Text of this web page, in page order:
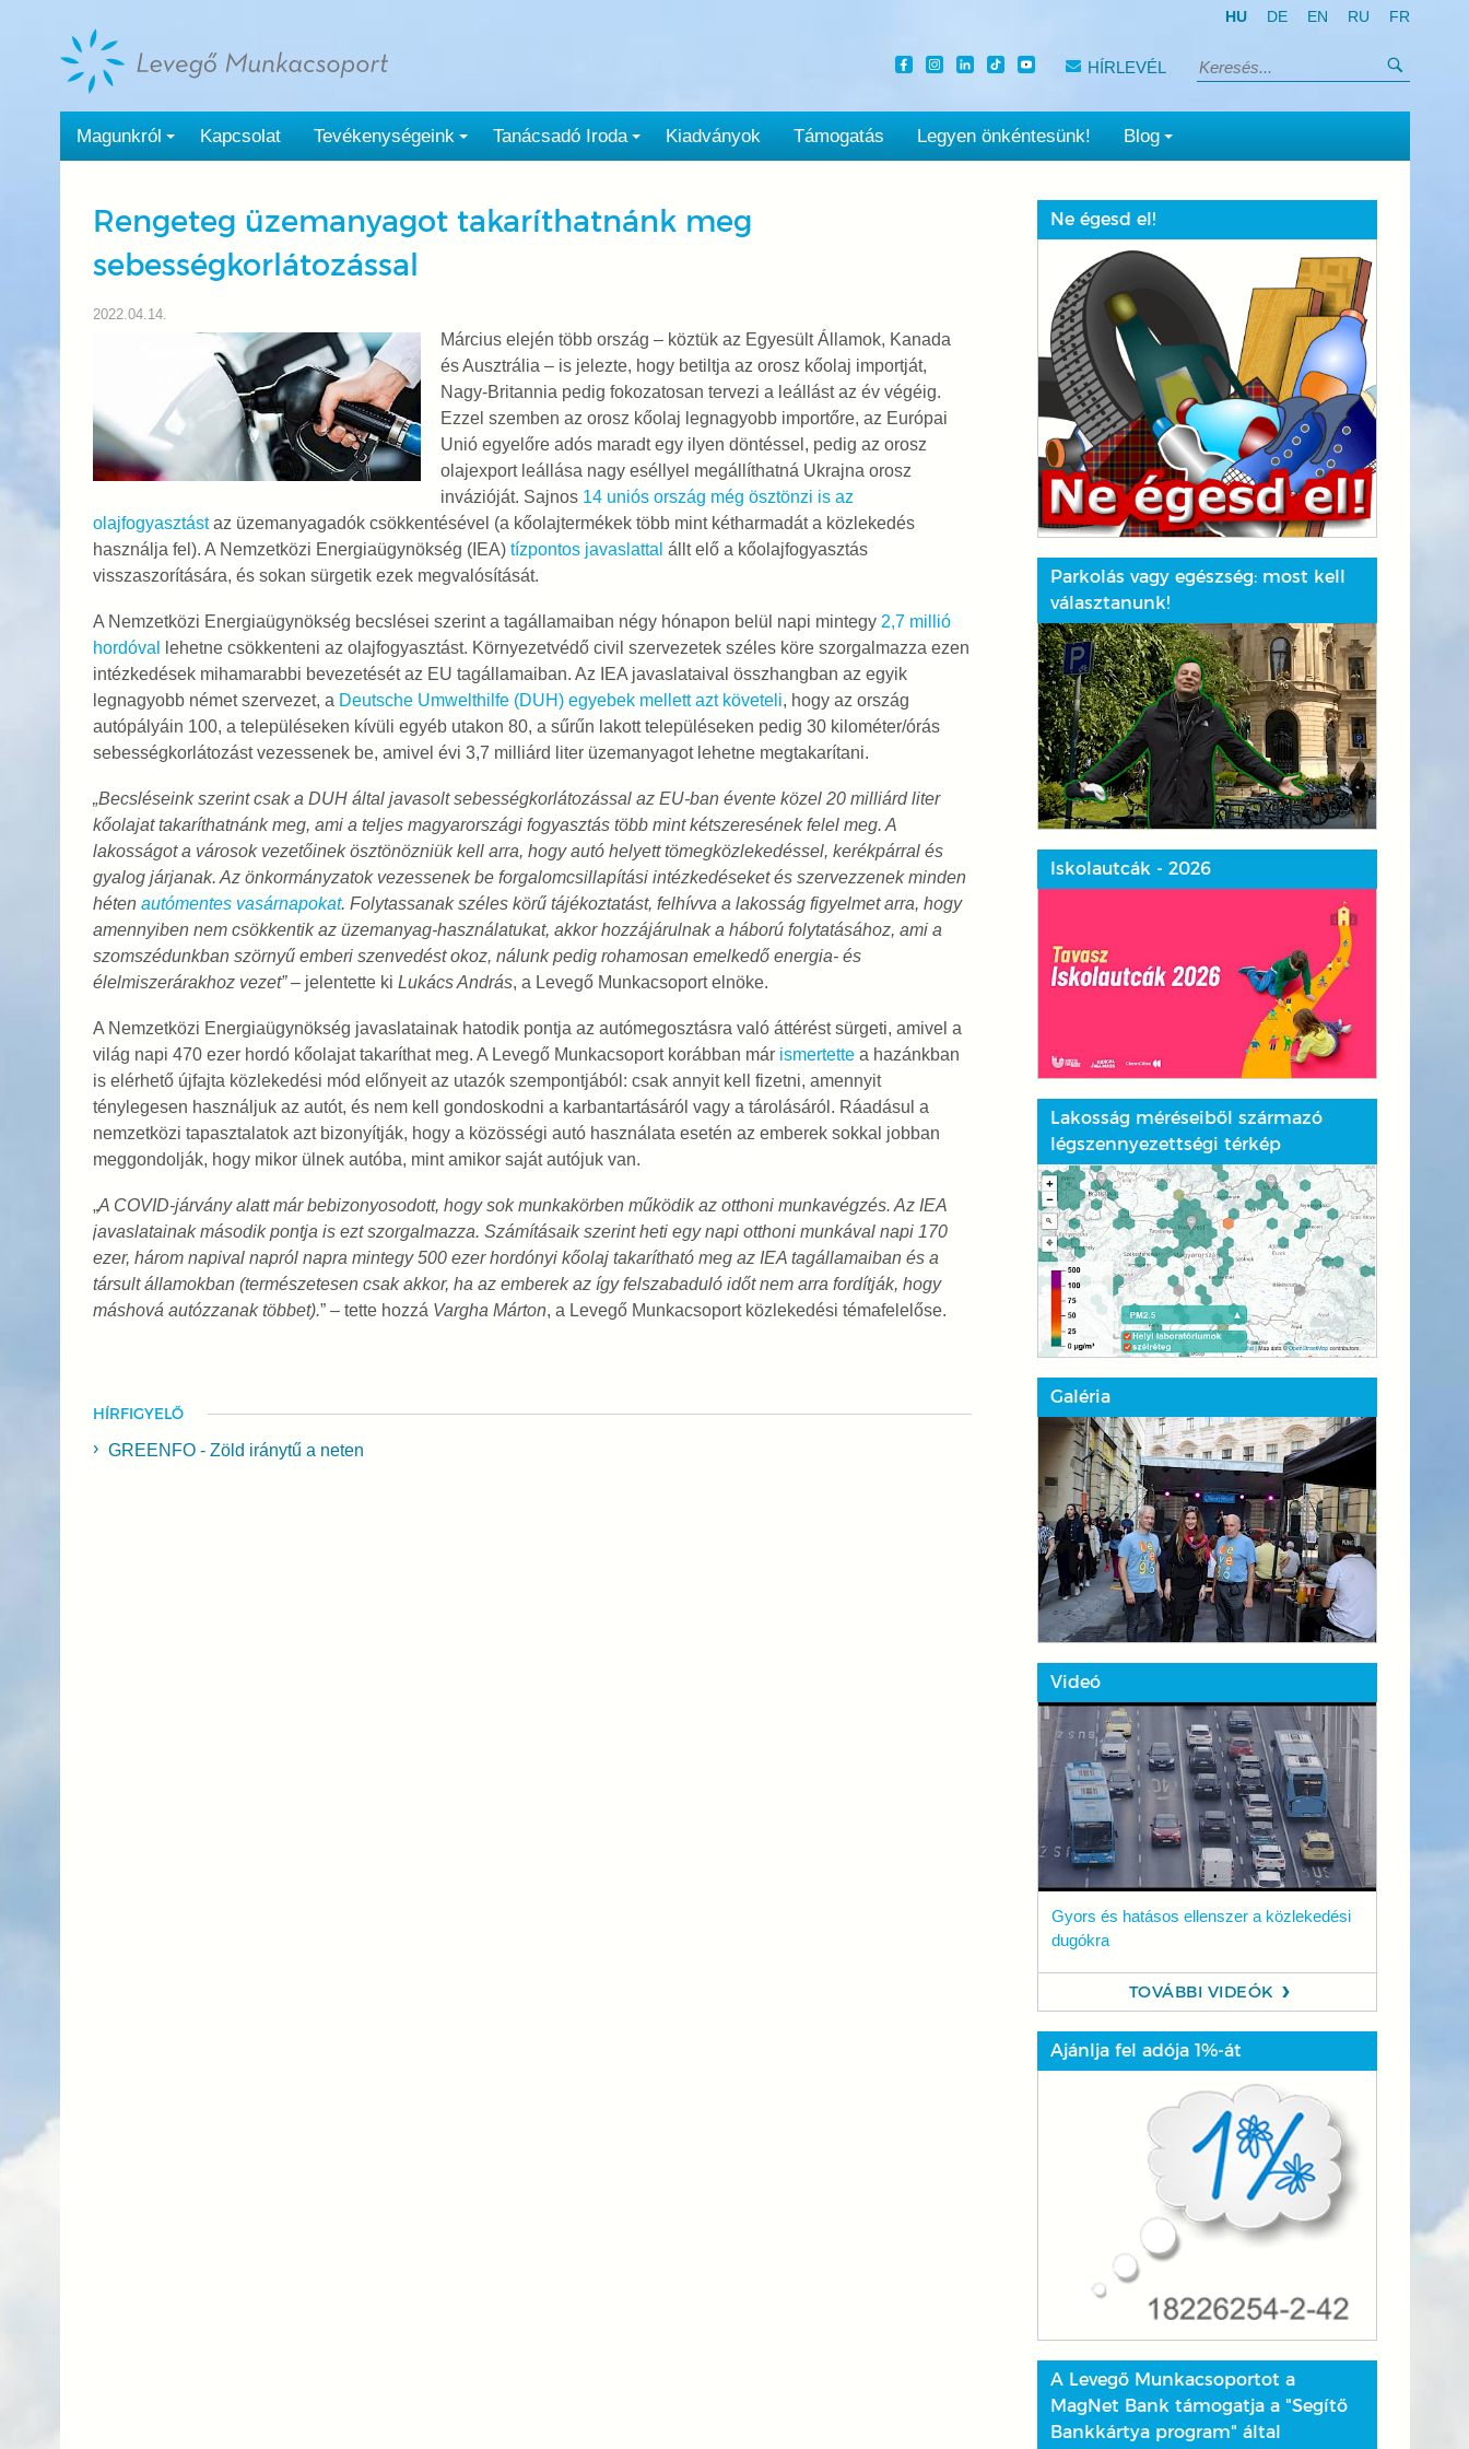
tartalomra
HU DE EN RU FR
HÍRLEVÉL Keresés:
Magunkról Kapcsolat Tevékenységeink Tanácsadó Iroda Kiadványok Támogatás Legyen önkéntesünk! Blog
Rengeteg üzemanyagot takaríthatnánk meg
sebességkorlátozással
2022.04.14.
Március elején több ország – köztük az Egyesült Államok, Kanada
és Ausztrália – is jelezte, hogy betiltja az orosz kőolaj importját,
Nagy-Britannia pedig fokozatosan tervezi a leállást az év végéig.
Ezzel szemben az orosz kőolaj legnagyobb importőre, az Európai
Unió egyelőre adós maradt egy ilyen döntéssel, pedig az orosz
olajexport leállása nagy eséllyel megállíthatná Ukrajna orosz
invázióját. Sajnos 14 uniós ország még ösztönzi is az
olajfogyasztástaz üzemanyagadók csökkentésével (a kőolajtermékek több mint kétharmadát a közlekedés
használja fel). A Nemzetközi Energiaügynökség (IEA) tízpontos javaslattal állt elő a kőolajfogyasztás
visszaszorítására, és sokan sürgetik ezek megvalósítását.
A Nemzetközi Energiaügynökség becslései szerint a tagállamaiban négy hónapon belül napi mintegy 2,7 millió
hordóval
lehetne csökkenteni az olajfogyasztást. Környezetvédő civil szervezetek széles köre szorgalmazza ezen
intézkedések mihamarabbi bevezetését az EU tagállamaiban. Az IEA javaslataival összhangban az egyik
legnagyobb német szervezet, a Deutsche Umwelthilfe (DUH) egyebek mellett azt követeli, hogy az ország
autópályáin 100, a településeken kívüli egyéb utakon 80, a sűrűn lakott településeken pedig 30 kilométer/órás
sebességkorlátozást vezessenek be, amivel évi 3,7 milliárd liter üzemanyagot lehetne megtakarítani.
„Becsléseink szerint csak a DUH által javasolt sebességkorlátozással az EU-ban évente közel 20 milliárd liter
kőolajat takaríthatnánk meg, ami a teljes magyarországi fogyasztás több mint kétszeresének felel meg. A
lakosságot a városok vezetőinek ösztönözniük kell arra, hogy autó helyett tömegközlekedéssel, kerékpárral és
gyalog járjanak. Az önkormányzatok vezessenek be forgalomcsillapítási intézkedéseket és szervezzenek minden
héten autómentes vasárnapokat. Folytassanak széles körű tájékoztatást, felhívva a lakosság figyelmet arra, hogy
amennyiben nem csökkentik az üzemanyag-használatukat, akkor hozzájárulnak a háború folytatásához, ami a
szomszédunkban szörnyű emberi szenvedést okoz, nálunk pedig rohamosan emelkedő energia- és
élelmiszerárakhoz vezet”– jelentette ki Lukács András, a Levegő Munkacsoport elnöke.
A Nemzetközi Energiaügynökség javaslatainak hatodik pontja az autómegosztásra való áttérést sürgeti, amivel a
világ napi 470 ezer hordó kőolajat takaríthat meg. A Levegő Munkacsoport korábban már ismertettea hazánkban
is elérhető újfajta közlekedési mód előnyeit az utazók szempontjából: csak annyit kell fizetni, amennyit
ténylegesen használjuk az autót, és nem kell gondoskodni a karbantartásáról vagy a tárolásáról. Ráadásul a
nemzetközi tapasztalatok azt bizonyítják, hogy a közösségi autó használata esetén az emberek sokkal jobban
meggondolják, hogy mikor ülnek autóba, mint amikor saját autójuk van.
„A COVID-járvány alatt már bebizonyosodott, hogy sok munkakörben működik az otthoni munkavégzés. Az IEA
javaslatainak második pontja is ezt szorgalmazza. Számításaik szerint heti egy napi otthoni munkával napi 170
ezer, három napival napról napra mintegy 500 ezer hordónyi kőolaj takarítható meg az IEA tagállamaiban és a
társult államokban (természetesen csak akkor, ha az emberek az így felszabaduló időt nem arra fordítják, hogy
máshová autózzanak többet).” – tette hozzá Vargha Márton, a Levegő Munkacsoport közlekedési témafelelőse.
HÍRFIGYELŐ
GREENFO - Zöld iránytű a neten
Ne égesd el!
Parkolás vagy egészség: most kell
választanunk!
Iskolautcák - 2026
Lakosság méréseiből származó
légszennyezettségi térkép
Galéria
Videó
Gyors és hatásos ellenszer a közlekedési
dugókra
TOVÁBBI VIDEÓK
Ajánlja fel adója 1%-át
A Levegő Munkacsoportot a
MagNet Bank támogatja a "Segítő
Bankkártya program" által